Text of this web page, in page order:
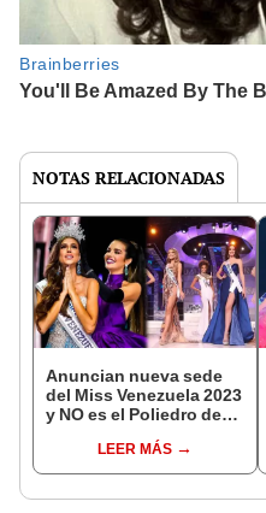
NOTAS RELACIONADAS
Anuncian nueva sede
del Miss Venezuela 2023
y NO es el Poliedro de
este año?LEER MÁS